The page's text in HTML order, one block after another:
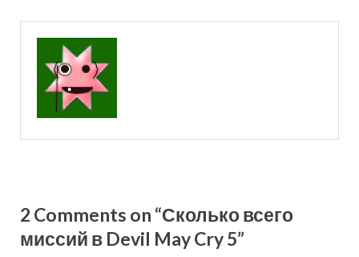
2 Comments on “Сколько всего
миссий в Devil May Cry 5”